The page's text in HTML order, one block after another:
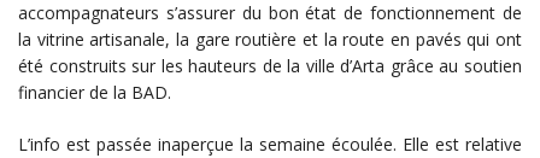
accompagnateurs s’assurer du bon état de fonctionnement de
la vitrine artisanale, la gare routière et la route en pavés qui ont
été construits sur les hauteurs de la ville d’Arta grâce au soutien
financier de la BAD.
L’info est passée inaperçue la semaine écoulée. Elle est relative